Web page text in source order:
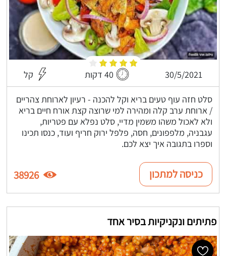
30/5/2021 40 דקות קל
סלט חזה עוף טעים בריא וקל להכנה - רעיון לארוחת צהריים
/ ארוחת ערב קלה ומהירה למי שרוצה קצת אורח חיים בריא
ולא לאכול משהו משמין מדיי, סלט נפלא עם פטריות,
עגבניה, מלפפונים, חסה, פלפל ירוק חריף ועוד, כנסו תכינו
וספרו בתגובה איך יצא לכם.
כניסה למתכון 38926
פתיתים ונקניקיות בסיר אחד